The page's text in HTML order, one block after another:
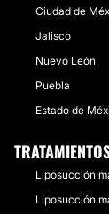
Ciudad de
Jalisco
Nuevo León
Puebla
Estado de
Liposucción
Liposucción